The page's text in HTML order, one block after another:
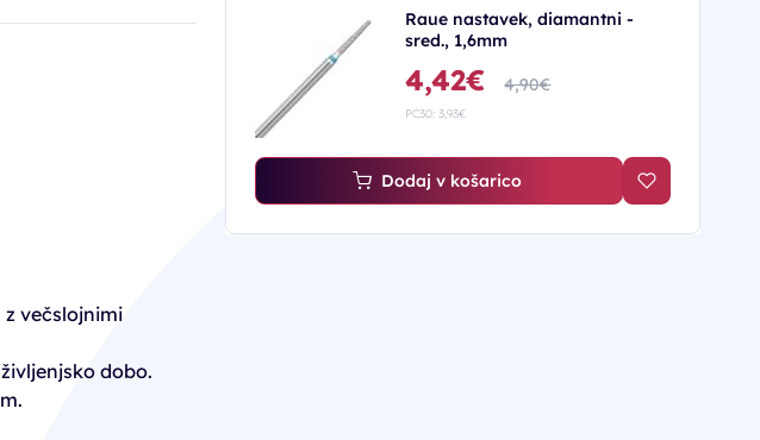
večslojnimi
dobo.
Raue nastavek, diamantni -
sred., 1,6mm
4,42€ 4,90€
PC30: 3,93€
Dodaj v košarico